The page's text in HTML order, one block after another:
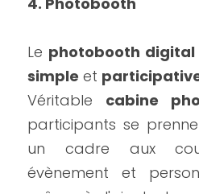
Le photobooth digital
simple et
Véritable cabine
participants se
un cadre aux
évènement et